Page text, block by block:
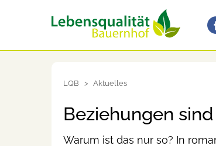
LQB Aktuelles
Beziehungen
Warum ist das nur so? In